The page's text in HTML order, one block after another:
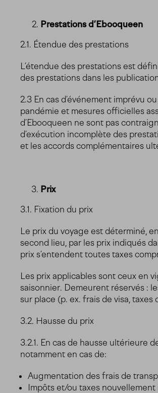
Prestations d’Ebooqueen
2.1. Étendue des prestations
L’étendue des prestations est
des prestations dans les
2.3 En cas d’événement imprévu
pandémie et mesures officielles
d’Ebooqueen ne sont pas
d’exécution incomplète des
et les accords complémentaires
Prix
3.1. Fixation du prix
Le prix du voyage est déterminé,
second lieu, par les prix indiqués
prix s’entendent toutes taxes
Les prix applicables sont ceux en
saisonnier. Demeurent réservés :
sur place (p. ex. frais de visa, taxes
3.2. Hausse du prix
3.2.1. En cas de hausse ultérieure
notamment en cas de:
Augmentation des frais de
Impôts et/ou taxes